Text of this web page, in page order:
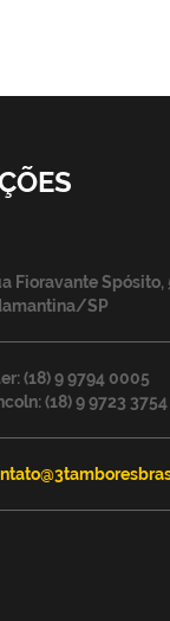
Fioravante Spósito,
SP
(18) 9 9794 0005
(18) 9 9723 3754